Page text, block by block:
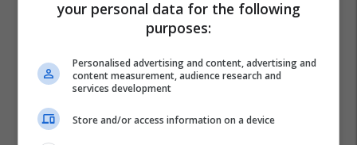
your personal data for the following
purposes:
Personalised advertising and content, advertising and
content measurement, audience research and
services development
Store and/or access information on a device